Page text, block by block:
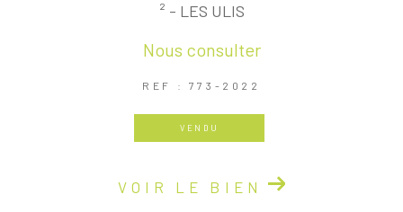
² - LES ULIS
Nous consulter
REF : 773-2022
VENDU
VOIR LE BIEN